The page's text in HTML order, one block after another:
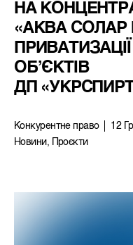
НА
«АКВА СОЛАР
ОБ’ЄКТІВ
ДП
Новини, Проєкти
Конкурентне право 12